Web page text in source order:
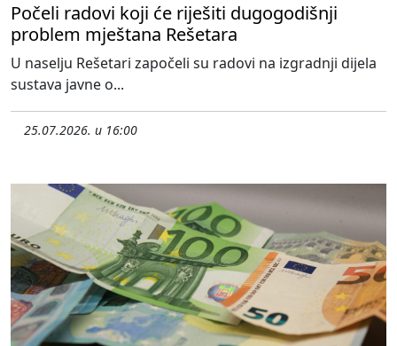
Počeli radovi koji će riješiti dugogodišnji
problem mještana Rešetara
U naselju Rešetari započeli su radovi na izgradnji dijela
sustava javne o...
25.07.2026. u 16:00